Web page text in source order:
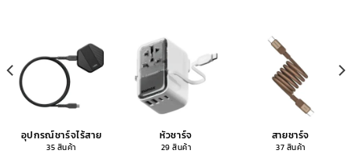
อุปกรณ์ชาร์จไร้สาย
35 สินค้า
หัวชาร์จ
29 สินค้า
สายชาร์จ
37 สินค้า